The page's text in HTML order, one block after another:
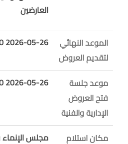
العارضين
الموعد النهائي
لتقديم العروض
2026-05-26 12:00:00
موعد جلسة
فتح العروض
الإدارية والفنية
2026-05-26 12:01:00
مكان استلام مجلس الإنماء